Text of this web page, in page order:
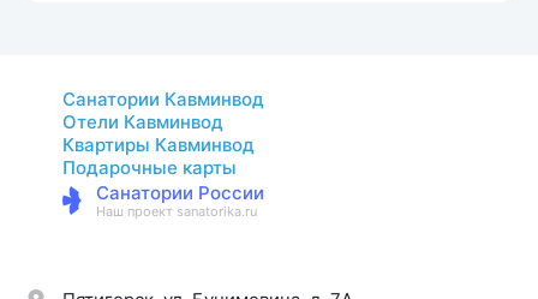
Санатории Кавминвод
Отели Кавминвод
Квартиры Кавминвод
Подарочные карты
Санатории России
Наш проект sanatorika.ru